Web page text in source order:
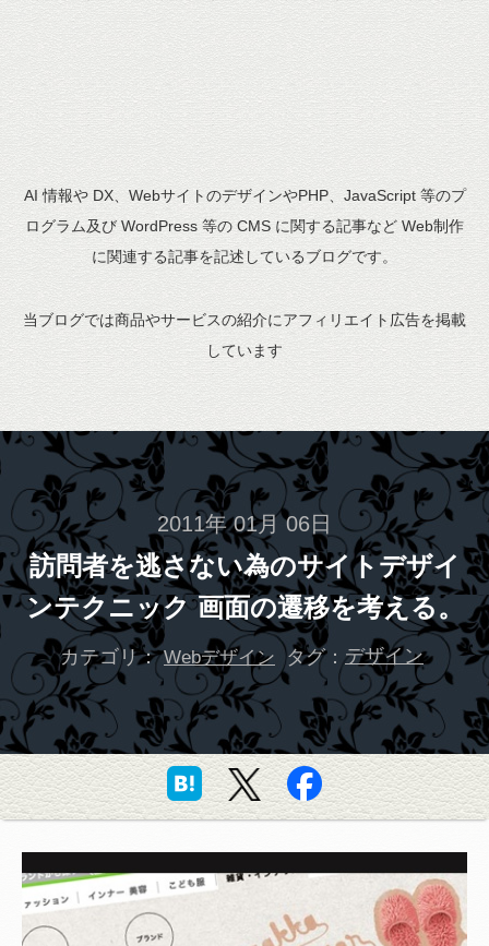
AI 情報や DX、WebサイトのデザインやPHP、JavaScript 等のプ
ログラム及び WordPress 等の CMS に関する記事など Web制作
に関連する記事を記述しているブログです。
当ブログでは商品やサービスの紹介にアフィリエイト広告を掲載
しています
2011年 01月 06日
訪問者を逃さない為のサイトデザイ
ンテクニック 画面の遷移を考える。
カテゴリ： Webデザイン タグ： デザイン